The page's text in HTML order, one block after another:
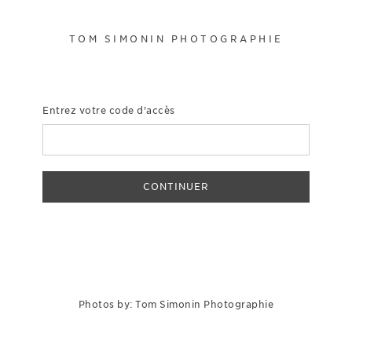
TOM SIMONIN PHOTOGRAPHIE
Entrez votre code d'accès
CONTINUER
Photos by: Tom Simonin Photographie